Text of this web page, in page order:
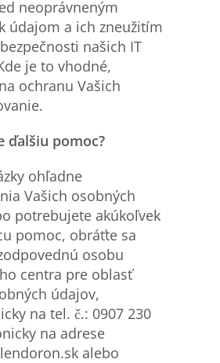
neoprávneným
údajom a ich zneužitím
našich IT
je to vhodné,
ochranu Vašich
ďalšiu pomoc?
ohľadne
Vašich osobných
potrebujete akúkoľvek
pomoc, obráťte sa
osobu
centra pre oblasť
údajov,
na tel. č.: 0907 230
na adrese
alebo